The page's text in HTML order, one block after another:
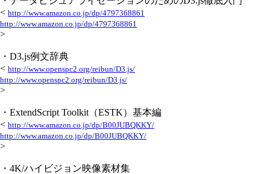
< http://www.amazon.co.jp/dp/4797368861
http://www.amazon.co.jp/dp/4797368861
>
・D3.js例文辞典
< http://www.openspc2.org/reibun/D3.js/
http://www.openspc2.org/reibun/D3.js/
>
・ExtendScript Toolkit（ESTK）基本編
< http://www.amazon.co.jp/dp/B00JUBQKKY/
http://www.amazon.co.jp/dp/B00JUBQKKY/
>
・4K/ハイビジョン映像素材集